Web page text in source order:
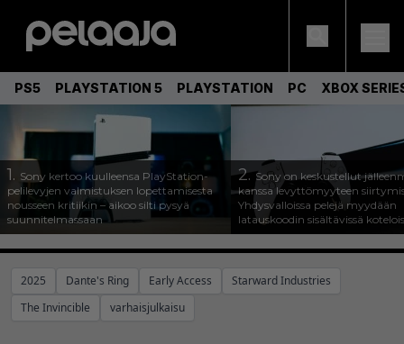
PS5 PLAYSTATION 5 PLAYSTATION PC XBOX
1. Sony kertoo kuulleensa PlayStation-
pelilevyjen valmistuksen lopettamisesta
nousseen kritiikin – aikoo silti pysyä
suunnitelmassaan
2.Sony on keskustellut
kanssa levyttömyyteen
Yhdysvalloissa pelejä myydään
latauskoodin sisältävissä
2025 Dante's Ring Early Access
Starward Industries
The Invincible
varhaisjulkaisu